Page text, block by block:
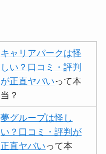
キャリアパークは怪
しい？口コミ・評判
が正直ヤバいって本
当？
夢グループは怪し
い？口コミ・評判が
正直ヤバいって本